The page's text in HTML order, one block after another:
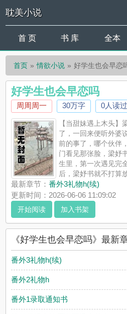
耽美小说
首 页 书 库 全本
首页 情欲小说 好学生也会早恋
好学生也会早恋吗
周周周一 30万字 0人读过
【当甜妹遇上木头】
了，一回来便听外婆
前的事了，哪个伙伴
门看见那张脸，梁妤
生里，第一次遇见完
后，梁妤书就不打算
补习的由头，翻过栏杆敲响他的阳台
学，有道题好难，可不可以教教我？
纸上写着解题步骤，而一...
《好学生也会早恋吗》是周周周一精
说实时更新好学生也会早恋吗最新章
友所发表的好学生也会早恋吗评论，
支持好学生也会早恋吗读者的观点。
最新章节：番外3礼物h(续)
更新时间：2026-06-06 11:09:02
开始阅读 加入书架
《好学生也会早恋吗》最新
番外3礼物h(续)
番外2礼物h
番外1录取通知书